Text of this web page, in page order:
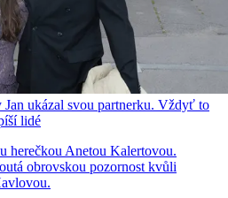
ukázal svou partnerku. Vždyť to
lidé
herečkou Anetou Kalertovou.
obrovskou pozornost kvůli